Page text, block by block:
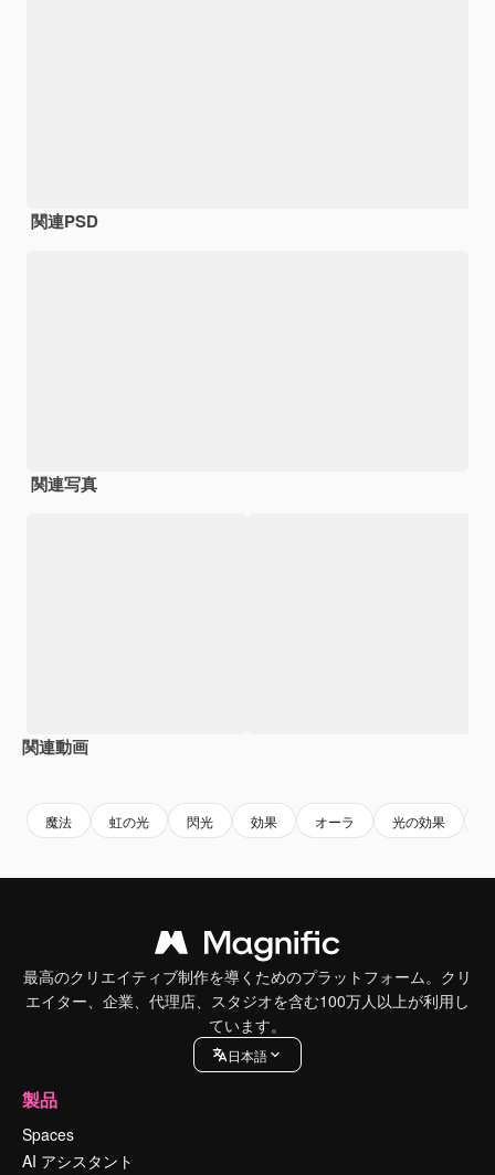
関連PSD
関連写真
関連動画
魔法 虹の光 閃光 効果 オーラ 光の効果
最高のクリエイティブ制作を導くためのプラットフォーム。クリ
エイター、企業、代理店、スタジオを含む100万人以上が利用し
ています。
日本語
製品
Spaces
AI アシスタント